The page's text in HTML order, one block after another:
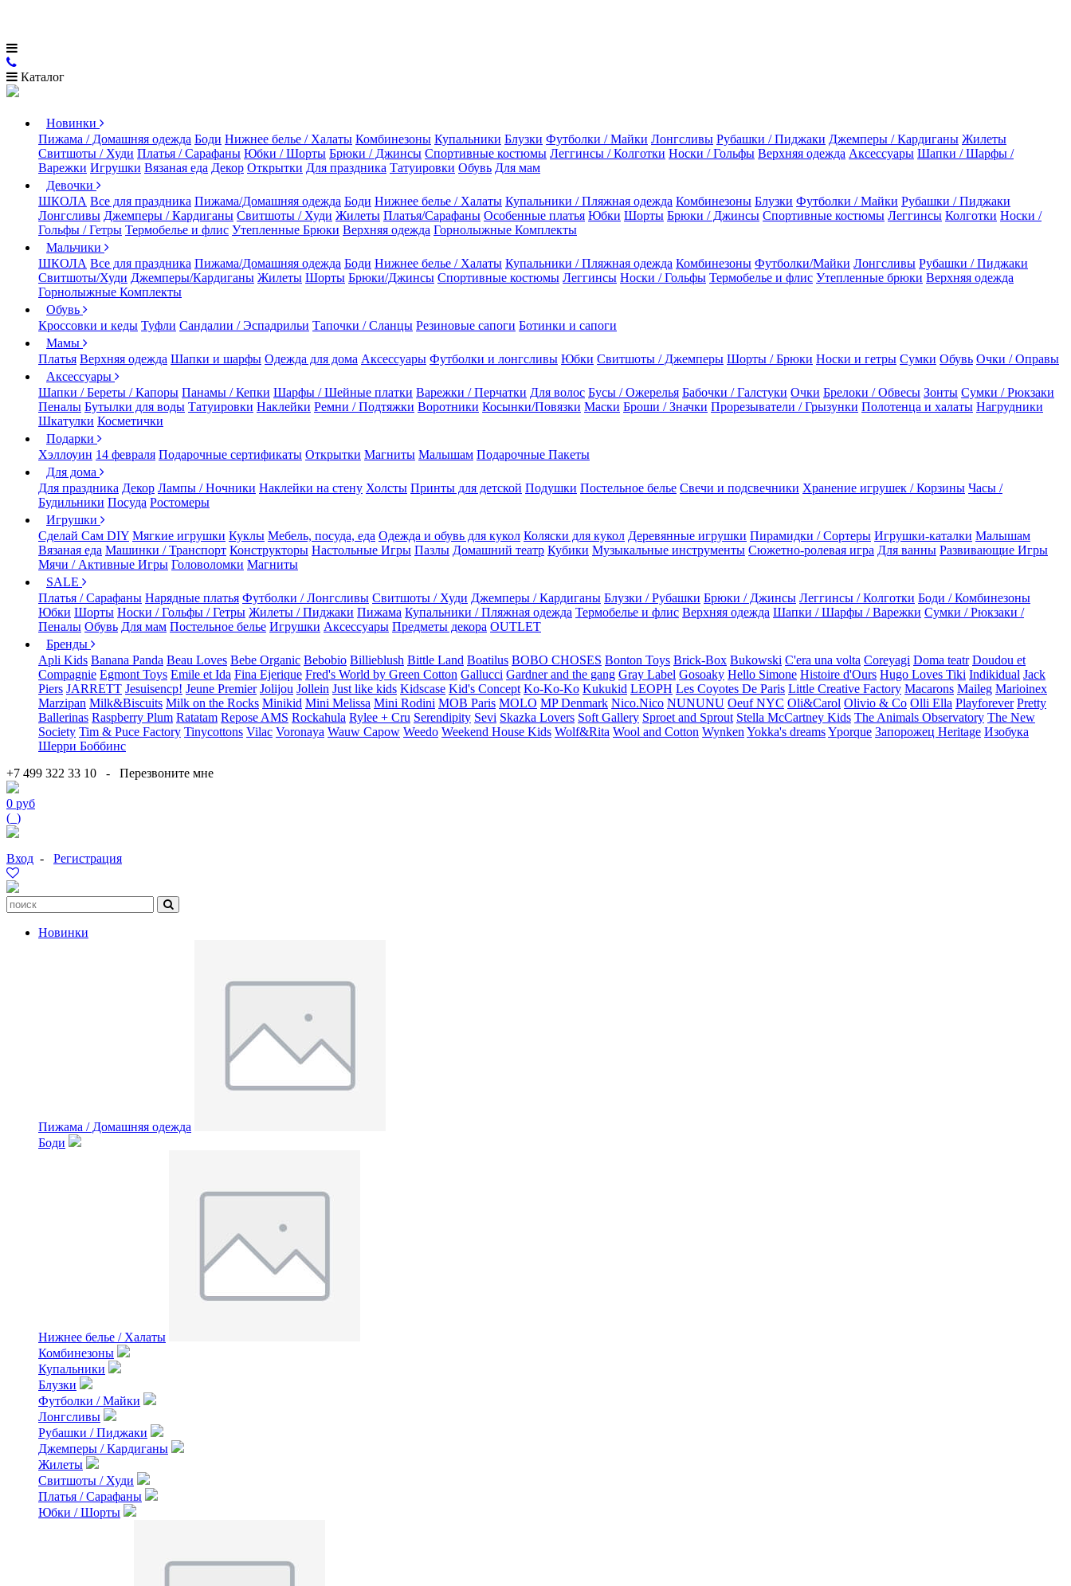
Каталог
Новинки
Пижама / Домашняя одежда Боди Нижнее белье / Халаты Комбинезоны Купальники Блузки Футболки / Майки Лонгсливы Рубашки / Пиджаки Джемперы / Кардиганы Жилеты
Свитшоты / Худи Платья / Сарафаны Юбки / Шорты Брюки / Джинсы Спортивные костюмы Леггинсы / Колготки Носки / Гольфы Верхняя одежда Аксессуары Шапки / Шарфы /
Варежки Игрушки Вязаная еда Декор Открытки Для праздника Татуировки Обувь Для мам
Девочки
ШКОЛА Все для праздника Пижама/Домашняя одежда Боди Нижнее белье / Халаты Купальники / Пляжная одежда Комбинезоны Блузки Футболки / Майки Рубашки / Пиджаки
Лонгсливы Джемперы / Кардиганы Свитшоты / Худи Жилеты Платья/Сарафаны Особенные платья Юбки Шорты Брюки / Джинсы Спортивные костюмы Леггинсы Колготки Носки /
Гольфы / Гетры Термобелье и флис Утепленные Брюки Верхняя одежда Горнолыжные Комплекты
Мальчики
ШКОЛА Все для праздника Пижама/Домашняя одежда Боди Нижнее белье / Халаты Купальники / Пляжная одежда Комбинезоны Футболки/Майки Лонгсливы Рубашки / Пиджаки
Свитшоты/Худи Джемперы/Кардиганы Жилеты Шорты Брюки/Джинсы Спортивные костюмы Леггинсы Носки / Гольфы Термобелье и флис Утепленные брюки Верхняя одежда
Горнолыжные Комплекты
Обувь
Кроссовки и кеды Туфли Сандалии / Эспадрильи Тапочки / Сланцы Резиновые сапоги Ботинки и сапоги
Мамы
Платья Верхняя одежда Шапки и шарфы Одежда для дома Аксессуары Футболки и лонгсливы Юбки Свитшоты / Джемперы Шорты / Брюки Носки и гетры Сумки Обувь Очки / Оправы
Аксессуары
Шапки / Береты / Капоры Панамы / Кепки Шарфы / Шейные платки Варежки / Перчатки Для волос Бусы / Ожерелья Бабочки / Галстуки Очки Брелоки / Обвесы Зонты Сумки / Рюкзаки
Пеналы Бутылки для воды Татуировки Наклейки Ремни / Подтяжки Воротники Косынки/Повязки Маски Броши / Значки Прорезыватели / Грызунки Полотенца и халаты Нагрудники
Шкатулки Косметички
Подарки
Хэллоуин 14 февраля Подарочные сертификаты Открытки Магниты Малышам Подарочные Пакеты
Для дома
Для праздника Декор Лампы / Ночники Наклейки на стену Холсты Принты для детской Подушки Постельное белье Свечи и подсвечники Хранение игрушек / Корзины Часы /
Будильники Посуда Ростомеры
Игрушки
Сделай Сам DIY Мягкие игрушки Куклы Мебель, посуда, еда Одежда и обувь для кукол Коляски для кукол Деревянные игрушки Пирамидки / Сортеры Игрушки-каталки Малышам
Вязаная еда Машинки / Транспорт Конструкторы Настольные Игры Пазлы Домашний театр Кубики Музыкальные инструменты Сюжетно-ролевая игра Для ванны Развивающие Игры
Мячи / Активные Игры Головоломки Магниты
SALE
Платья / Сарафаны Нарядные платья Футболки / Лонгсливы Свитшоты / Худи Джемперы / Кардиганы Блузки / Рубашки Брюки / Джинсы Леггинсы / Колготки Боди / Комбинезоны
Юбки Шорты Носки / Гольфы / Гетры Жилеты / Пиджаки Пижама Купальники / Пляжная одежда Термобелье и флис Верхняя одежда Шапки / Шарфы / Варежки Сумки / Рюкзаки /
Пеналы Обувь Для мам Постельное белье Игрушки Аксессуары Предметы декора OUTLET
Бренды
Apli Kids Banana Panda Beau Loves Bebe Organic Bebobio Billieblush Bittle Land Boatilus BOBO CHOSES Bonton Toys Brick-Box Bukowski C'era una volta Coreyagi Doma teatr Doudou et
Compagnie Egmont Toys Emile et Ida Fina Ejerique Fred's World by Green Cotton Gallucci Gardner and the gang Gray Label Gosoaky Hello Simone Histoire d'Ours Hugo Loves Tiki Indikidual Jack
Piers JARRETT Jesuisencp! Jeune Premier Jolijou Jollein Just like kids Kidscase Kid's Concept Ko-Ko-Ko Kukukid LEOPH Les Coyotes De Paris Little Creative Factory Macarons Maileg Marioinex
Marzipan Milk&Biscuits Milk on the Rocks Minikid Mini Melissa Mini Rodini MOB Paris MOLO MP Denmark Nico.Nico NUNUNU Oeuf NYC Oli&Carol Olivio & Co Olli Ella Playforever Pretty
Ballerinas Raspberry Plum Ratatam Repose AMS Rockahula Rylee + Cru Serendipity Sevi Skazka Lovers Soft Gallery Sproet and Sprout Stella McCartney Kids The Animals Observatory The New
Society Tim & Puce Factory Tinycottons Vilac Voronaya Wauw Capow Weedo Weekend House Kids Wolf&Rita Wool and Cotton Wynken Yokka's dreamsYporque Запорожец Heritage Изобука
Шерри Боббинс
+7 499 322 33 10 - Перезвоните мне
0 руб
( )
Вход - Регистрация
Новинки
Пижама / Домашняя одежда
Боди
Нижнее белье / Халаты
Комбинезоны
Купальники
Блузки
Футболки / Майки
Лонгсливы
Рубашки / Пиджаки
Джемперы / Кардиганы
Жилеты
Свитшоты / Худи
Платья / Сарафаны
Юбки / Шорты